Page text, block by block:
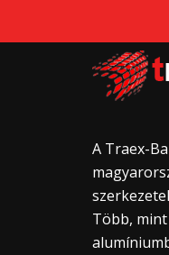
A Traex-
Több,